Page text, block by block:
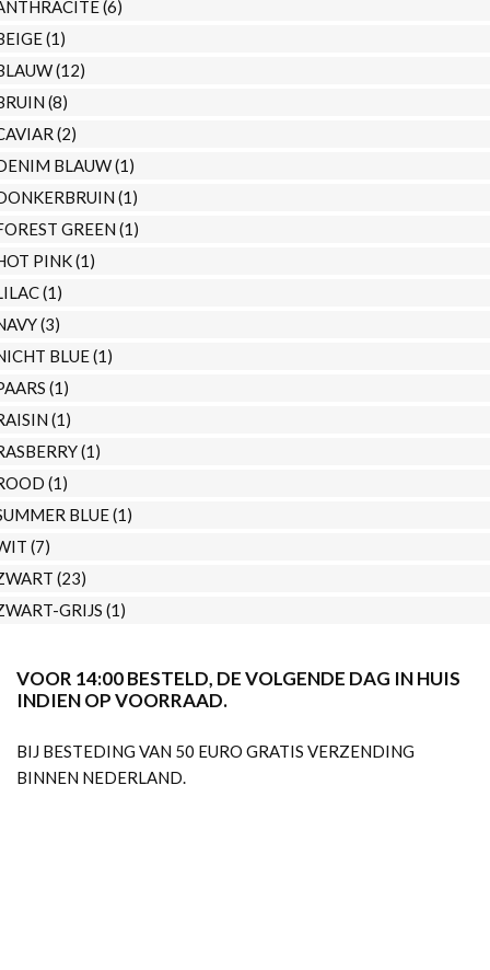
(6)
(1)
(12)
(8)
(2)
BLAUW(1)
(1)
GREEN (1)
PINK(1)
(1)
(3)
BLUE(1)
(1)
(1)
(1)
(1)
BLUE(1)
(7)
(23)
GRIJS (1)
VOOR 14:00 BESTELD, DE VOLGENDE DAG IN HUIS
INDIEN OP VOORRAAD.
BIJ BESTEDING VAN 50 EURO GRATIS VERZENDING
BINNEN NEDERLAND.